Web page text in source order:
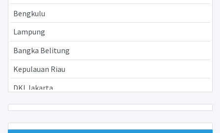
Bengkulu
Lampung
Bangka Belitung
Kepulauan Riau
DKI Jakarta
Jawa Barat
Jawa Tengah